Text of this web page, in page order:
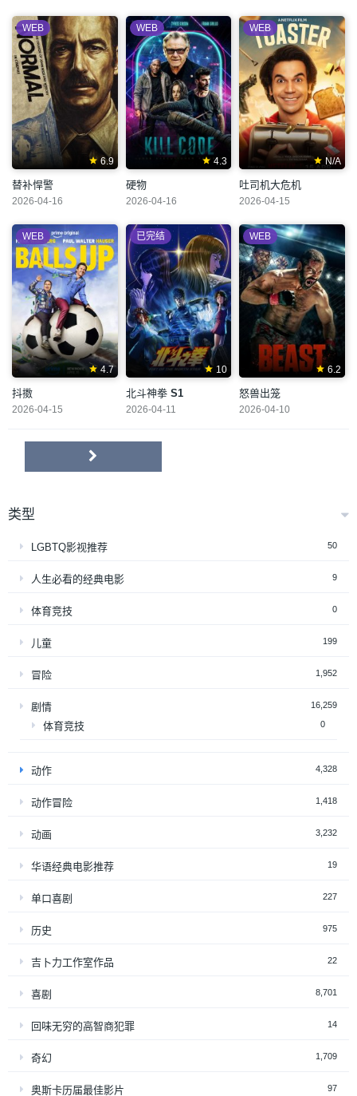
6.9
WEB
替补悍警
2026-04-16
4.3
WEB
硬物
2026-04-16
N/A
WEB
吐司机大危机
2026-04-15
4.7
WEB
抖擞
2026-04-15
10
已完结
北斗神拳 S1
2026-04-11
6.2
WEB
怒兽出笼
2026-04-10
类型
LGBTQ影视推荐 50
人生必看的经典电影 9
体育竞技 0
儿童 199
冒险 1,952
剧情 16,259
体育竞技 0
动作 4,328
动作冒险 1,418
动画 3,232
华语经典电影推荐 19
单口喜剧 227
历史 975
吉卜力工作室作品 22
喜剧 8,701
回味无穷的高智商犯罪 14
奇幻 1,709
奥斯卡历届最佳影片 97